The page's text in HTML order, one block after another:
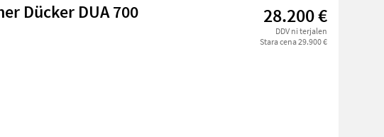
Dücker DUA 700 28.200 €
DDV ni terjalen
Stara cena 29.900 €